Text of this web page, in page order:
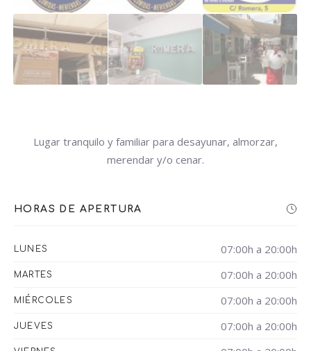
Lugar tranquilo y familiar para desayunar, almorzar,
merendar y/o cenar.
HORAS DE APERTURA
LUNES 07:00h a 20:00h
MARTES 07:00h a 20:00h
MIÉRCOLES 07:00h a 20:00h
JUEVES 07:00h a 20:00h